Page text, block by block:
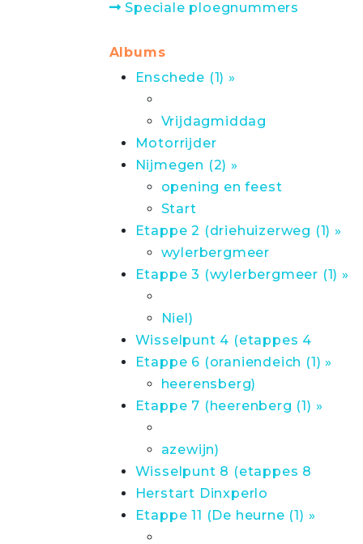
Speciale ploegnummers
Albums
Enschede (1) »
Vrijdagmiddag
Motorrijder
Nijmegen (2) »
opening en feest
Start
Etappe 2 (driehuizerweg (1) »
wylerbergmeer
Etappe 3 (wylerbergmeer (1) »
Niel)
Wisselpunt 4 (etappes 4
Etappe 6 (oraniendeich (1) »
heerensberg)
Etappe 7 (heerenberg (1) »
azewijn)
Wisselpunt 8 (etappes 8
Herstart Dinxperlo
Etappe 11 (De heurne (1) »